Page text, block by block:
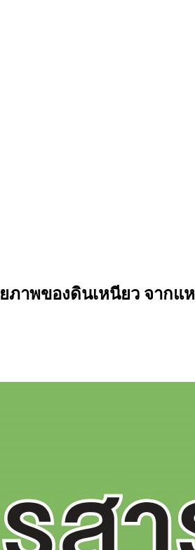
าพของดินเหนียว จาก